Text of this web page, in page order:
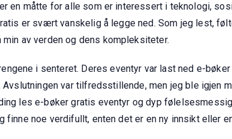
en måtte for alle som er interessert i teknologi,
er svært vanskelig å legge ned. Som jeg lest,
av verden og dens kompleksiteter.
i senteret. Deres eventyr var last ned e-
var tilfredsstillende, men jeg ble igjen
les e-bøker gratis eventyr og dyp
noe verdifullt, enten det er en ny innsikt eller